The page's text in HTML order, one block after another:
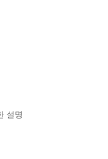
설명